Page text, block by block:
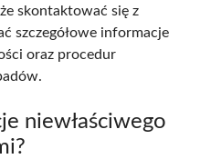
skontaktować się z
szczegółowe informacje
oraz procedur
niewłaściwego